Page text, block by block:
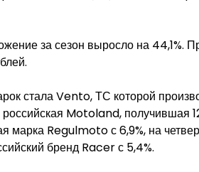
за сезон выросло на 44,1%.
стала Vento, ТС которой
Motoland, получившая
марка Regulmoto с 6,9%, на
бренд Racer с 5,4%.